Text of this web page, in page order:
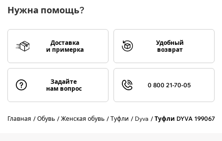
Нужна помощь?
Доставка
и примерка
Удобный
возврат
Задайте
нам вопрос
0 800 21-70-05
Главная Обувь Женская обувь Туфли Dyva Туфли DYVA 199067